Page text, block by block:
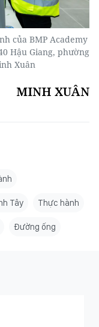
của BMP Academy
Hậu Giang, phường
Xuân
MINH XUÂN
Tây Thực hành
Đường ống